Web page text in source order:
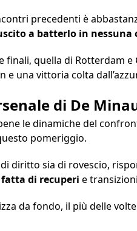
precedenti è
a batterlo in nessuna
finali, quella di Rotterdam
e una vittoria colta
di De
le dinamiche del
pomeriggio.
di diritto sia di rovescio,
di recuperi e
da fondo, il più delle